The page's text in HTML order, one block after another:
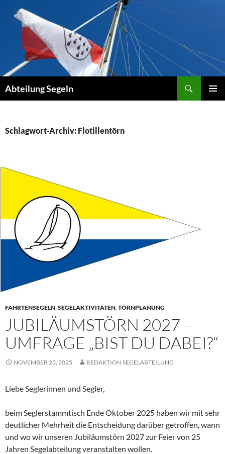
Inhalt
springen
Abteilung Segeln
Schlagwort-Archiv: Flotillentörn
FAHRTENSEGELN,SEGELAKTIVITÄTEN,TÖRNPLANUNG
JUBILÄUMSTÖRN 2027 –
UMFRAGE „BIST DU DABEI?“
NOVEMBER 23, 2025 REDAKTION SEGELABTEILUNG
Liebe Seglerinnen und Segler,
beim Seglerstammtisch Ende Oktober 2025 haben wir mit sehr
deutlicher Mehrheit die Entscheidung darüber getroffen, wann
und wo wir unseren Jubiläumstörn 2027 zur Feier von 25
Jahren Segelabteilung veranstalten wollen.